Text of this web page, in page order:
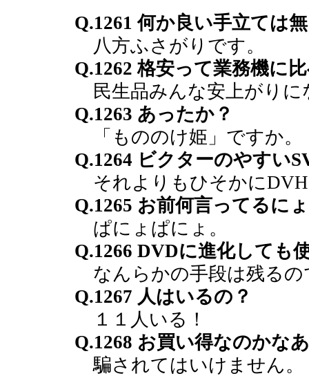
Q.1261 何か良い手立ては
八方ふさがりです。
Q.1262 格安って業務機に
民生品みんな安上がりに
Q.1263 あったか？
「もののけ姫」ですか。
Q.1264 ビクターのやすい
それよりもひそかに
Q.1265 お前何言ってるに
ぱにょぱにょ。
Q.1266 DVDに進化しても
なんらかの手段は残るの
Q.1267 人はいるの？
１１人いる！
Q.1268 お買い得なのかな
騙されてはいけません。